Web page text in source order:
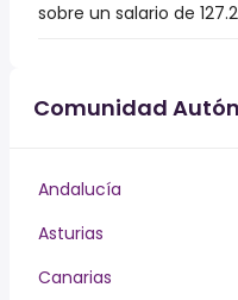
sobre un salario de
Comunidad
Andalucía
Asturias
Canarias